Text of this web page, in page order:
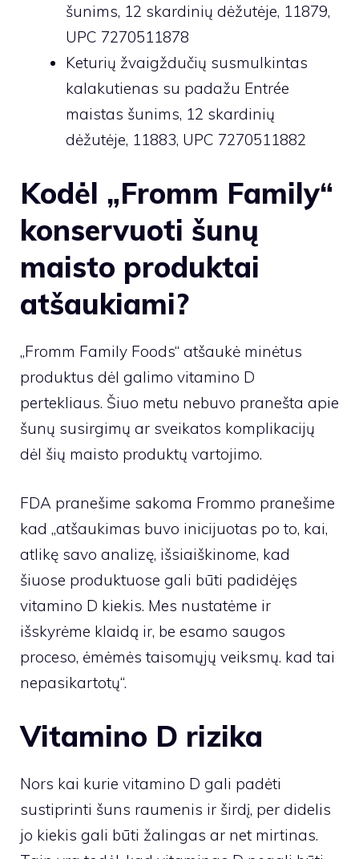
šunims, 12 skardinių dėžutėje, 11879,
UPC 7270511878
Keturių žvaigždučių susmulkintas
kalakutienas su padažu Entrée
maistas šunims, 12 skardinių
dėžutėje, 11883, UPC 7270511882
Kodėl „Fromm Family“
konservuoti šunų
maisto produktai
atšaukiami?
„Fromm Family Foods“ atšaukė minėtus
produktus dėl galimo vitamino D
pertekliaus. Šiuo metu nebuvo pranešta apie
šunų susirgimų ar sveikatos komplikacijų
dėl šių maisto produktų vartojimo.
FDA pranešime sakoma Frommo pranešime
kad „atšaukimas buvo inicijuotas po to, kai,
atlikę savo analizę, išsiaiškinome, kad
šiuose produktuose gali būti padidėjęs
vitamino D kiekis. Mes nustatėme ir
išskyrėme klaidą ir, be esamo saugos
proceso, ėmėmės taisomųjų veiksmų. kad tai
nepasikartotų“.
Vitamino D rizika
Nors kai kurie vitamino D gali padėti
sustiprinti šuns raumenis ir širdį, per didelis
jo kiekis gali būti žalingas ar net mirtinas.